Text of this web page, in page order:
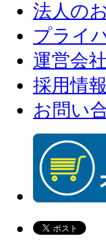
法人の
プライ
運営会社
採用情報
お問い